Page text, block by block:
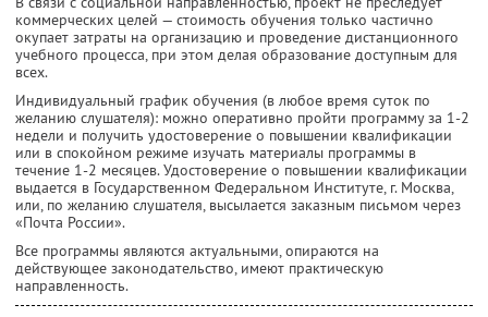
коммерческих целей — стоимость обучения только частично
окупает затраты на организацию и проведение дистанционного
учебного процесса, при этом делая образование доступным для
всех.
Индивидуальный график обучения (в любое время суток по
желанию слушателя): можно оперативно пройти программу за 1-2
недели и получить удостоверение о повышении квалификации
или в спокойном режиме изучать материалы программы в
течение 1-2 месяцев. Удостоверение о повышении квалификации
выдается в Государственном Федеральном Институте, г. Москва,
или, по желанию слушателя, высылается заказным письмом через
«Почта России».
Все программы являются актуальными, опираются на
действующее законодательство, имеют практическую
направленность.